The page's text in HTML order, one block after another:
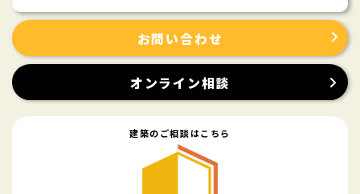
お問い合わせ
オンライン相談
建築のご相談はこちら